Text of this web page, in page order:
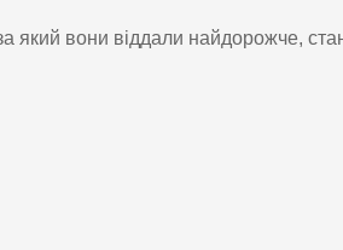
який вони віддали найдорожче,